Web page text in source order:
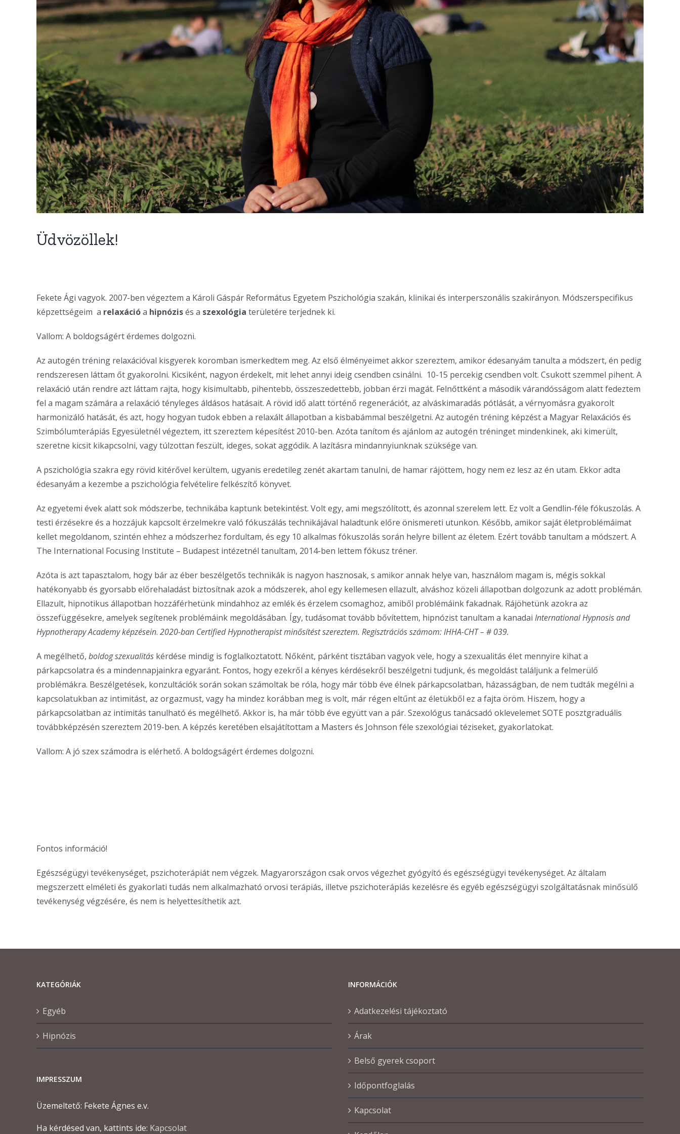
Üdvözöllek!
Fekete Ági vagyok. 2007-ben végeztem a Károli Gáspár Református Egyetem Pszichológia szakán, klinikai és interperszonális szakirányon. Módszerspecifikus
képzettségeim a relaxációa hipnózisés a szexológia területére terjednek ki.
Vallom: A boldogságért érdemes dolgozni.
Az autogén tréning relaxációval kisgyerek koromban ismerkedtem meg. Az első élményeimet akkor szereztem, amikor édesanyám tanulta a módszert, én pedig
rendszeresen láttam őt gyakorolni. Kicsiként, nagyon érdekelt, mit lehet annyi ideig csendben csinálni. 10-15 percekig csendben volt. Csukott szemmel pihent. A
relaxáció után rendre azt láttam rajta, hogy kisimultabb, pihentebb, összeszedettebb, jobban érzi magát. Felnőttként a második várandósságom alatt fedeztem
fel a magam számára a relaxáció tényleges áldásos hatásait. A rövid idő alatt történő regenerációt, az alváskimaradás pótlását, a vérnyomásra gyakorolt
harmonizáló hatását, és azt, hogy hogyan tudok ebben a relaxált állapotban a kisbabámmal beszélgetni. Az autogén tréning képzést a Magyar Relaxációs és
Szimbólumterápiás Egyesületnél végeztem, itt szereztem képesítést 2010-ben. Azóta tanítom és ajánlom az autogén tréninget mindenkinek, aki kimerült,
szeretne kicsit kikapcsolni, vagy túlzottan feszült, ideges, sokat aggódik. A lazításra mindannyiunknak szüksége van.
A pszichológia szakra egy rövid kitérővel kerültem, ugyanis eredetileg zenét akartam tanulni, de hamar rájöttem, hogy nem ez lesz az én utam. Ekkor adta
édesanyám a kezembe a pszichológia felvételire felkészítő könyvet.
Az egyetemi évek alatt sok módszerbe, technikába kaptunk betekintést. Volt egy, ami megszólított, és azonnal szerelem lett. Ez volt a Gendlin-féle fókuszolás. A
testi érzésekre és a hozzájuk kapcsolt érzelmekre való fókuszálás technikájával haladtunk előre önismereti utunkon. Később, amikor saját életproblémáimat
kellet megoldanom, szintén ehhez a módszerhez fordultam, és egy 10 alkalmas fókuszolás során helyre billent az életem. Ezért tovább tanultam a módszert. A
The International Focusing Institute – Budapest intézetnél tanultam, 2014-ben lettem fókusz tréner.
Azóta is azt tapasztalom, hogy bár az éber beszélgetős technikák is nagyon hasznosak, s amikor annak helye van, használom magam is, mégis sokkal
hatékonyabb és gyorsabb előrehaladást biztosítnak azok a módszerek, ahol egy kellemesen ellazult, alváshoz közeli állapotban dolgozunk az adott problémán.
Ellazult, hipnotikus állapotban hozzáférhetünk mindahhoz az emlék és érzelem csomaghoz, amiből problémáink fakadnak. Rájöhetünk azokra az
összefüggésekre, amelyek segítenek problémáink megoldásában. Így, tudásomat tovább bővítettem, hipnózist tanultam a kanadai International Hypnosis and
Hypnotherapy Academy képzésein. 2020-ban Certified Hypnotherapist minősítést szereztem. Regisztrációs számom: IHHA-CHT – # 039.
A megélhető, boldog szexualitás kérdése mindig is foglalkoztatott. Nőként, párként tisztában vagyok vele, hogy a szexualitás élet mennyire kihat a
párkapcsolatra és a mindennapjainkra egyaránt. Fontos, hogy ezekről a kényes kérdésekről beszélgetni tudjunk, és megoldást találjunk a felmerülő
problémákra. Beszélgetések, konzultációk során sokan számoltak be róla, hogy már több éve élnek párkapcsolatban, házasságban, de nem tudták megélni a
kapcsolatukban az intimitást, az orgazmust, vagy ha mindez korábban meg is volt, már régen eltűnt az életükből ez a fajta öröm. Hiszem, hogy a
párkapcsolatban az intimitás tanulható és megélhető. Akkor is, ha már több éve együtt van a pár. Szexológus tanácsadó oklevelemet SOTE posztgraduális
továbbképzésén szereztem 2019-ben. A képzés keretében elsajátítottam a Masters és Johnson féle szexológiai téziseket, gyakorlatokat.
Vallom: A jó szex számodra is elérhető. A boldogságért érdemes dolgozni.
Fontos információ!
Egészségügyi tevékenységet, pszichoterápiát nem végzek. Magyarországon csak orvos végezhet gyógyító és egészségügyi tevékenységet. Az általam
megszerzett elméleti és gyakorlati tudás nem alkalmazható orvosi terápiás, illetve pszichoterápiás kezelésre és egyéb egészségügyi szolgáltatásnak minősülő
tevékenység végzésére, és nem is helyettesíthetik azt.
KATEGÓRIÁK
Egyéb
Hipnózis
IMPRESSZUM
Üzemeltető: Fekete Ágnes e.v.
Ha kérdésed van, kattints ide: Kapcsolat
INFORMÁCIÓK
Adatkezelési tájékoztató
Árak
Belső gyerek csoport
Időpontfoglalás
Kapcsolat